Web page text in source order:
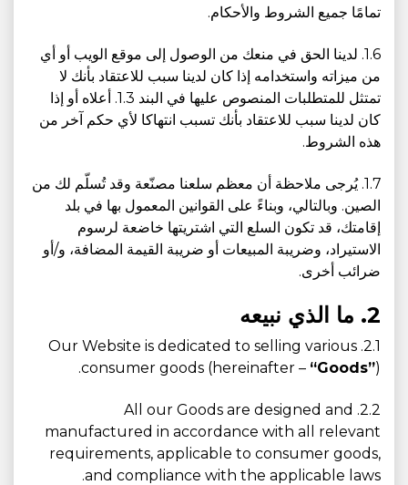
تمامًا جميع الشروط والأحكام.
1.6. لدينا الحق في منعك من الوصول إلى موقع الويب أو أي
من ميزاته واستخدامه إذا كان لدينا سبب للاعتقاد بأنك لا
تمتثل للمتطلبات المنصوص عليها في البند 1.3. أعلاه أو إذا
كان لدينا سبب للاعتقاد بأنك تسبب انتهاكا لأي حكم آخر من
هذه الشروط.
1.7. يُرجى ملاحظة أن معظم سلعنا مصنّعة وقد تُسلّم لك من
الصين. وبالتالي، وبناءً على القوانين المعمول بها في بلد
إقامتك، قد تكون السلع التي اشتريتها خاضعة لرسوم
الاستيراد، وضريبة المبيعات أو ضريبة القيمة المضافة، و/أو
ضرائب أخرى.
2. ما الذي نبيعه
2.1. Our Website is dedicated to selling various
consumer goods (hereinafter – “Goods”).
2.2. All our Goods are designed and
manufactured in accordance with all relevant
requirements, applicable to consumer goods,
and compliance with the applicable laws.